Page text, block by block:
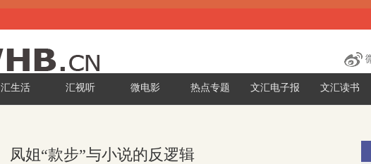
汇生活 汇视听 微电影 热点专题 文汇电子报 文汇读书
凤姐“款步”与小说的反逻辑